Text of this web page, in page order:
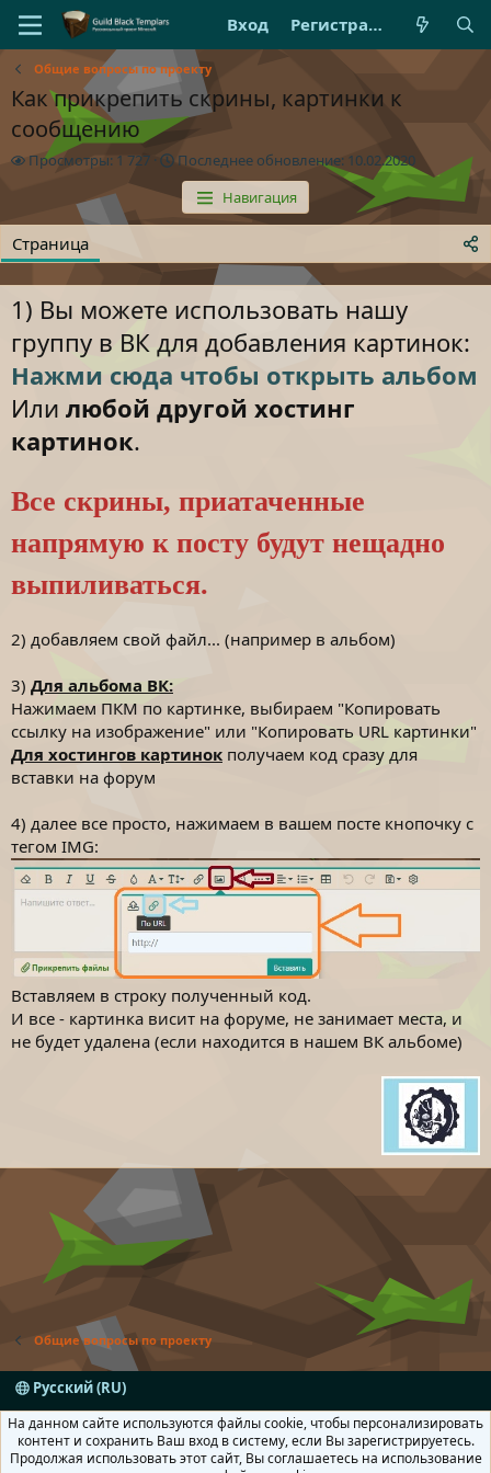
Вход Регистрация
Общие вопросы по проекту
Как прикрепить скрины, картинки к
сообщению
П
м
о
р
ы
Просмотры: 1 727
П
о
с
л
д
е
о
б
н
в
и
е
Последнее обновление: 10.02.2020
Навигация
Страница
1) Вы можете использовать нашу
группу в ВК для добавления картинок:
Нажми сюда чтобы открыть альбом
Или любой другой хостинг
картинок.
Все скрины, приатаченные
напрямую к посту будут нещадно
выпиливаться.
2) добавляем свой файл... (например в альбом)
3) Для альбома ВК:
Нажимаем ПКМ по картинке, выбираем "Копировать
ссылку на изображение" или "Копировать URL картинки"
Для хостингов картинок получаем код сразу для
вставки на форум
4) далее все просто, нажимаем в вашем посте кнопочку с
тегом IMG:
Вставляем в строку полученный код.
И все - картинка висит на форуме, не занимает места, и
не будет удалена (если находится в нашем ВК альбоме)
Общие вопросы по проекту
Русский (RU)
Условия и правила
Политика конфиденциальности
Помощь
Главная
R
S
S
На данном сайте используются файлы cookie, чтобы персонализировать
контент и сохранить Ваш вход в систему, если Вы зарегистрируетесь.
Продолжая использовать этот сайт, Вы соглашаетесь на использование